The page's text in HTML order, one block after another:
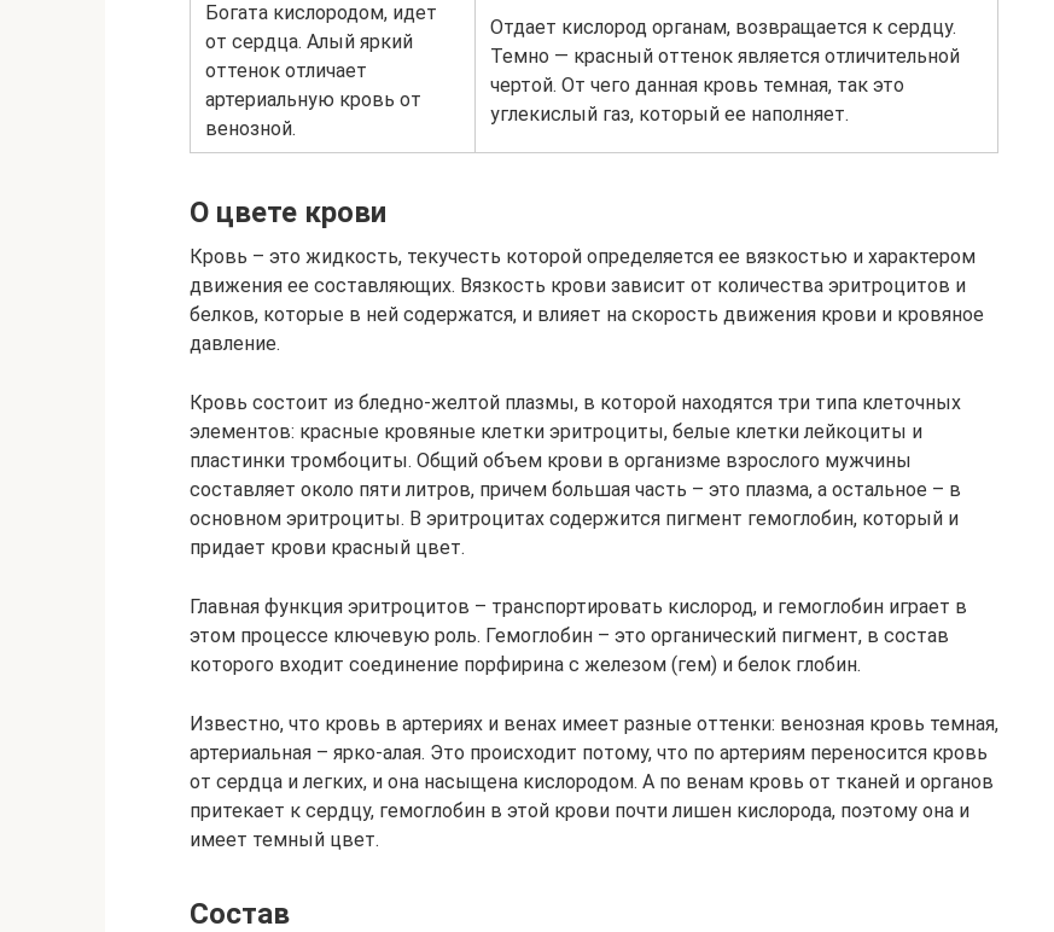
Богата кислородом, идет
от сердца. Алый яркий
оттенок отличает
артериальную кровь от
венозной.
Отдает кислород органам, возвращается к сердцу.
Темно — красный оттенок является отличительной
чертой. От чего данная кровь темная, так это
углекислый газ, который ее наполняет.
О цвете крови
Кровь – это жидкость, текучесть которой определяется ее вязкостью и характером
движения ее составляющих. Вязкость крови зависит от количества эритроцитов и
белков, которые в ней содержатся, и влияет на скорость движения крови и кровяное
давление.
Кровь состоит из бледно-желтой плазмы, в которой находятся три типа клеточных
элементов: красные кровяные клетки эритроциты, белые клетки лейкоциты и
пластинки тромбоциты. Общий объем крови в организме взрослого мужчины
составляет около пяти литров, причем большая часть – это плазма, а остальное – в
основном эритроциты. В эритроцитах содержится пигмент гемоглобин, который и
придает крови красный цвет.
Главная функция эритроцитов – транспортировать кислород, и гемоглобин играет в
этом процессе ключевую роль. Гемоглобин – это органический пигмент, в состав
которого входит соединение порфирина с железом (гем) и белок глобин.
Известно, что кровь в артериях и венах имеет разные оттенки: венозная кровь темная,
артериальная – ярко-алая. Это происходит потому, что по артериям переносится кровь
от сердца и легких, и она насыщена кислородом. А по венам кровь от тканей и органов
притекает к сердцу, гемоглобин в этой крови почти лишен кислорода, поэтому она и
имеет темный цвет.
Состав